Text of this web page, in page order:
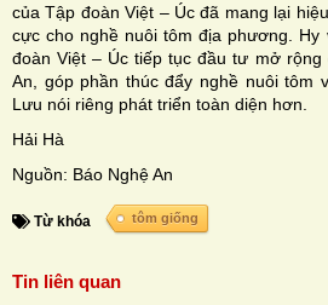
của Tập đoàn Việt – Úc đã mang lại
cực cho nghề nuôi tôm địa phương.
đoàn Việt – Úc tiếp tục đầu tư mở
An, góp phần thúc đẩy nghề nuôi tôm
Lưu nói riêng phát triển toàn diện hơn.
Hải Hà
Nguồn: Báo Nghệ An
Từ khóa tôm giống
Tin liên quan